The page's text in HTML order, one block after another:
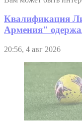
Квалификация
Армения"
20:56, 4 авг 2026